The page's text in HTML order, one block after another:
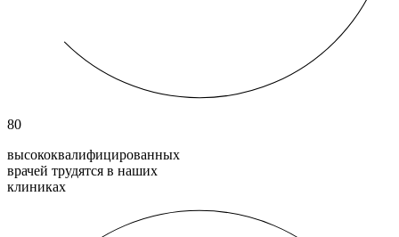
80
высококвалифици­рованных
врачей трудятся в наших
клиниках